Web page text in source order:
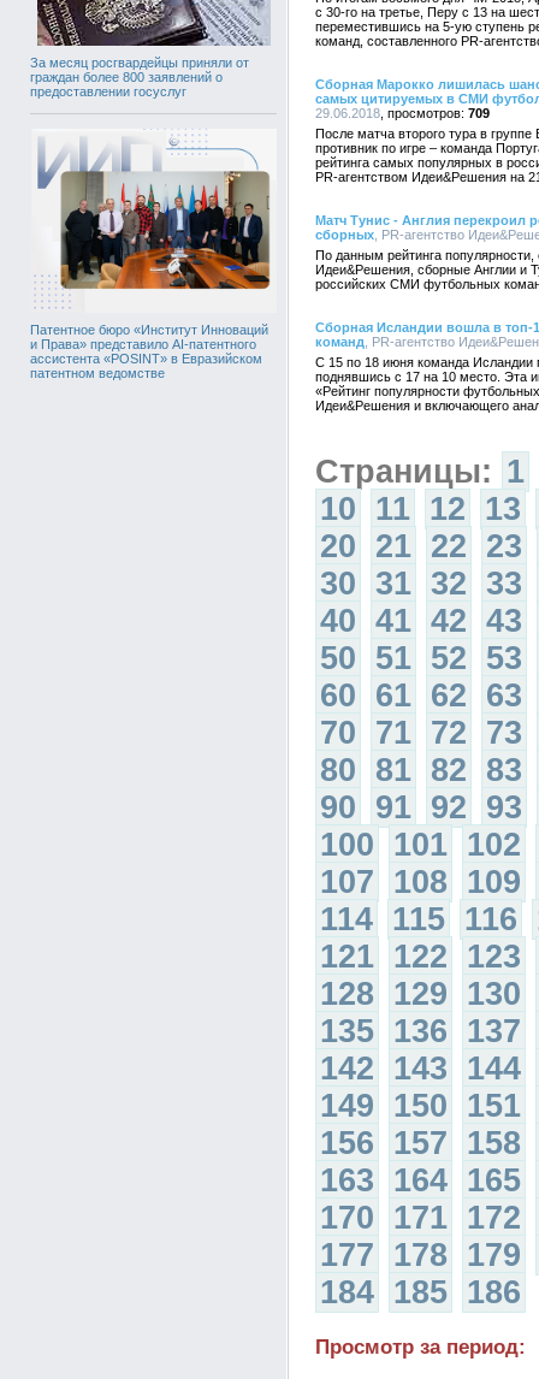
За месяц росгвардейцы приняли от
граждан более 800 заявлений о
предоставлении госуслуг
Патентное бюро «Институт Инноваций
и Права» представило AI-патентного
ассистента «POSINT» в Евразийском
патентном ведомстве
с 30-го на третье, Перу с 13 на
переместившись на 5-ую ступень
команд, составленного PR-
Сборная Марокко лишилась
самых цитируемых в СМИ
29.06.2018
709
После матча второго тура в
противник по игре – команда
рейтинга самых популярных в
PR-агентством Идеи&Решения на
Матч Тунис - Англия перекроил
сборных , PR-агентство
По данным рейтинга популярности,
Идеи&Решения, сборные Англии и
российских СМИ футбольных
Сборная Исландии вошла в
команд , PR-агентство
С 15 по 18 июня команда Исландии
поднявшись с 17 на 10 место. Эта
«Рейтинг популярности
Идеи&Решения и включающего
Страницы: 1
10 11 12 13
20 21 22 23
30 31 32 33
40 41 42 43
50 51 52 53
60 61 62 63
70 71 72 73
80 81 82 83
90 91 92 93
100 101 102
107 108 109
114 115 116
121 122 123
128 129 130
135 136 137
142 143 144
149 150 151
156 157 158
163 164 165
170 171 172
177 178 179
184 185 186
Просмотр за период: